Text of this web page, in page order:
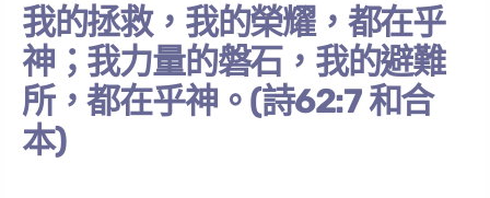
我的拯救，我的榮耀，都在乎
神；我力量的磐石，我的避難
所，都在乎神。(詩62:7 和合
本)